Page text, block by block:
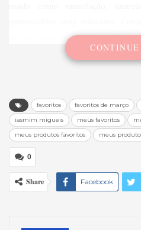
mesmo assim, não deixa os fios
favoritos favoritos de março
iasmim migueis
meus favoritos
meus produtos favoritos
meus
0
Share Facebook